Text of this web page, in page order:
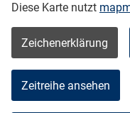
Diese Karte nutzt
Zeichenerklärung
Zeitreihe ansehen